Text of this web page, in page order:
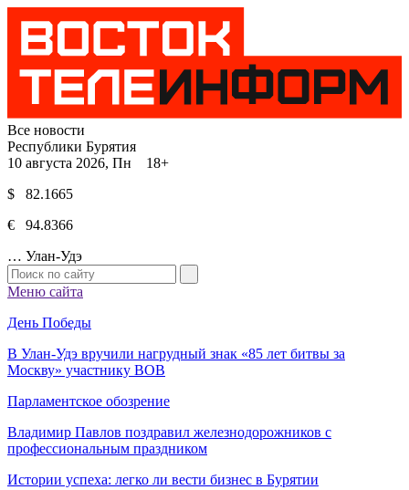
Все новости
Республики Бурятия
10 августа 2026, Пн 18+
$ 82.1665
€ 94.8366
… Улан-Удэ
Меню сайта
День Победы
В Улан-Удэ вручили нагрудный знак «85 лет битвы за
Москву» участнику ВОВ
Парламентское обозрение
Владимир Павлов поздравил железнодорожников с
профессиональным праздником
Истории успеха: легко ли вести бизнес в Бурятии